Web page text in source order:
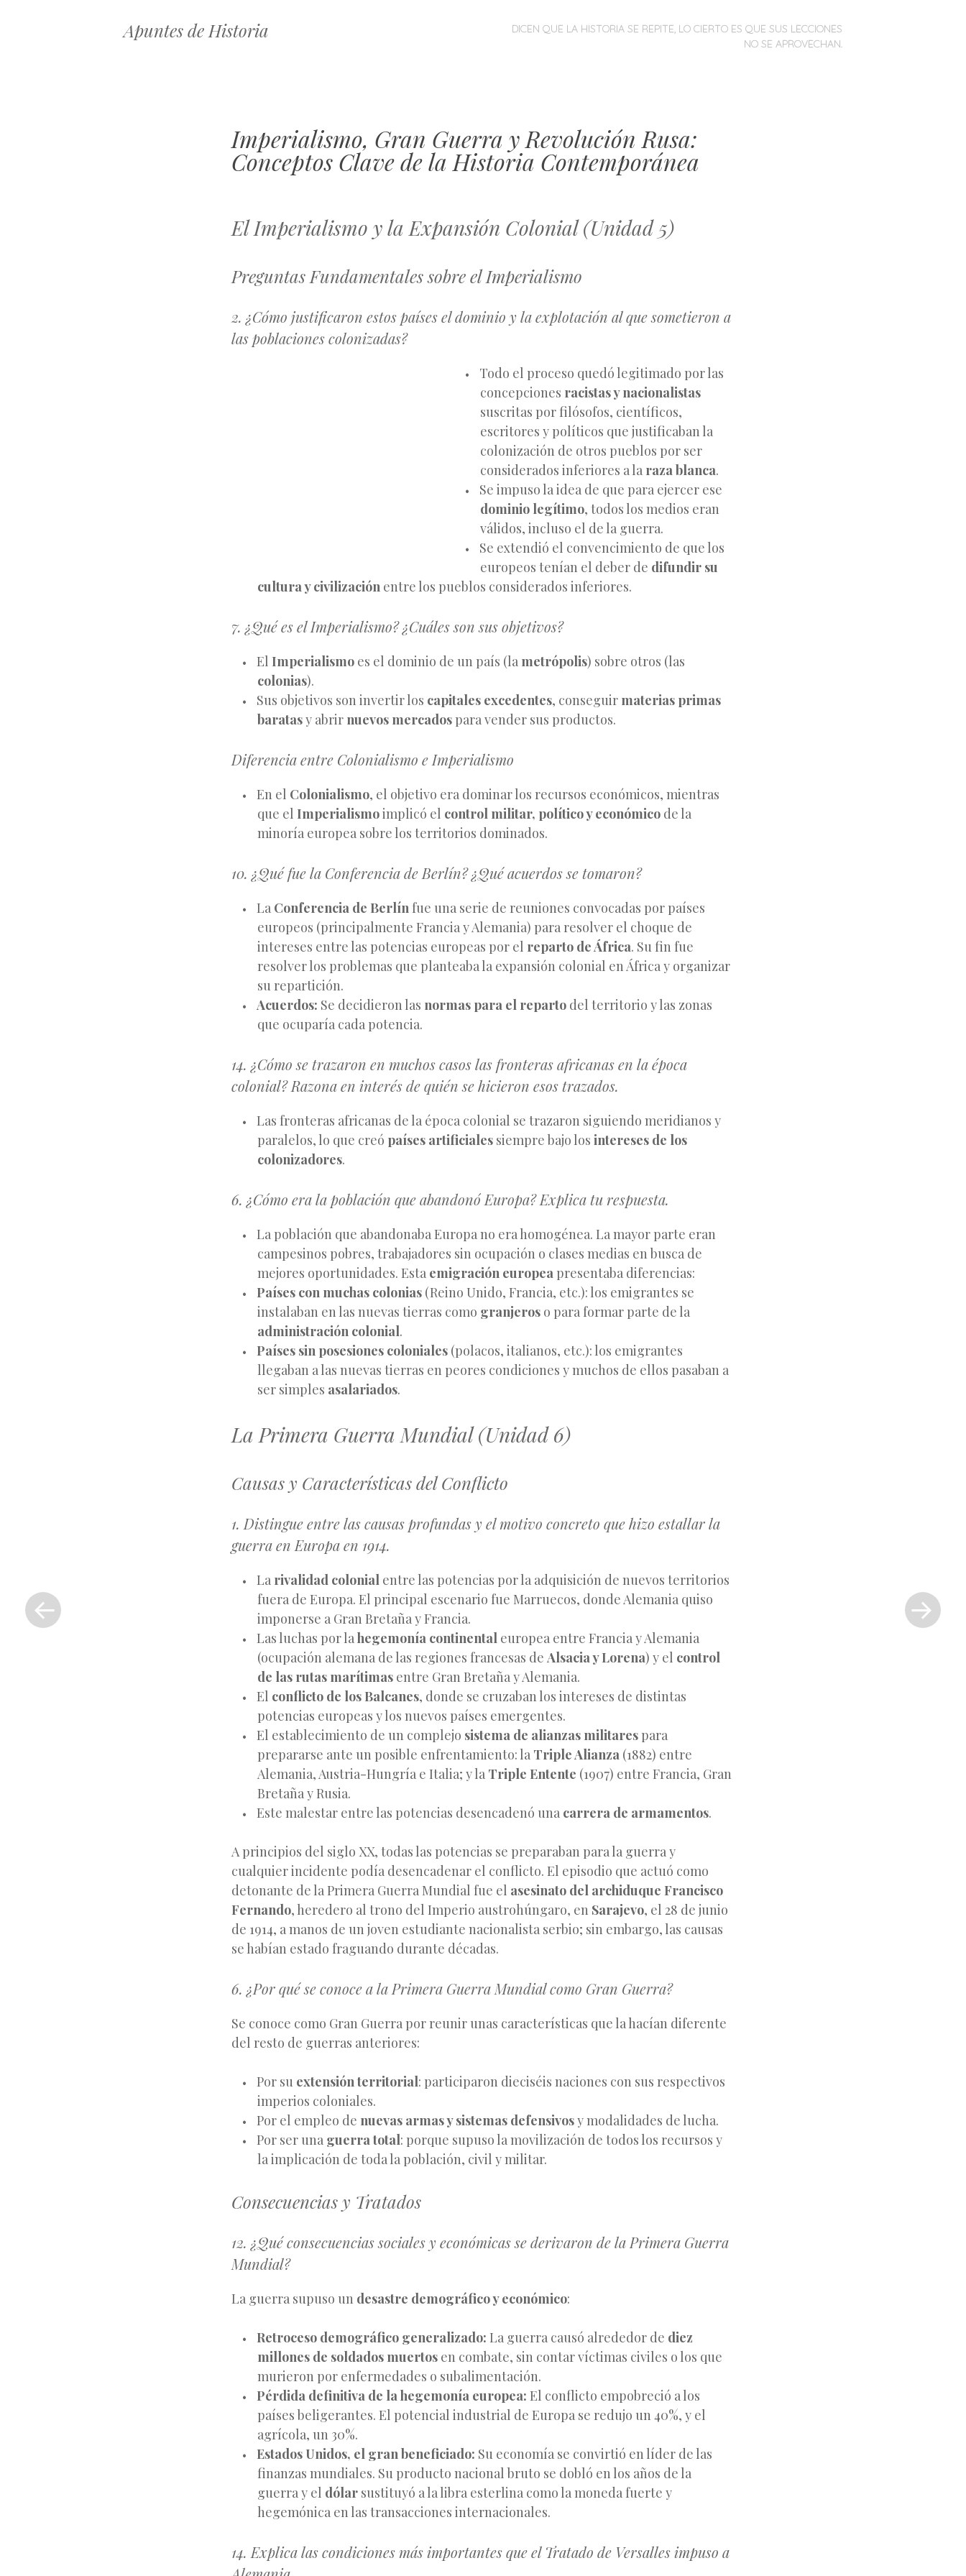
Apuntes de Historia MENÚ
SALTARDICEN QUE LA HISTORIA SE REPITE, LO CIERTO ES QUE SUS LECCIONES
NO SE APROVECHAN.
Imperialismo, Gran Guerra y Revolución Rusa:
Conceptos Clave de la Historia Contemporánea
El Imperialismo y la Expansión Colonial (Unidad 5)
Preguntas Fundamentales sobre el Imperialismo
2. ¿Cómo justificaron estos países el dominio y la explotación al que sometieron a
las poblaciones colonizadas?
Todo el proceso quedó legitimado por las
concepciones racistas y nacionalistas
suscritas por filósofos, científicos,
escritores y políticos que justificaban la
colonización de otros pueblos por ser
considerados inferiores a la raza blanca.
Se impuso la idea de que para ejercer ese
dominio legítimo, todos los medios eran
válidos, incluso el de la guerra.
Se extendió el convencimiento de que los
europeos tenían el deber de difundir su
cultura y civilización entre los pueblos considerados inferiores.
7. ¿Qué es el Imperialismo? ¿Cuáles son sus objetivos?
El Imperialismo es el dominio de un país (la metrópolis) sobre otros (las
colonias).
Sus objetivos son invertir los capitales excedentes, conseguir materias primas
baratasy abrir nuevos mercados para vender sus productos.
Diferencia entre Colonialismo e Imperialismo
En el Colonialismo, el objetivo era dominar los recursos económicos, mientras
que el Imperialismoimplicó el control militar, político y económico de la
minoría europea sobre los territorios dominados.
10. ¿Qué fue la Conferencia de Berlín? ¿Qué acuerdos se tomaron?
La Conferencia de Berlínfue una serie de reuniones convocadas por países
europeos (principalmente Francia y Alemania) para resolver el choque de
intereses entre las potencias europeas por el reparto de África. Su fin fue
resolver los problemas que planteaba la expansión colonial en África y organizar
su repartición.
Acuerdos: Se decidieron las normas para el reparto del territorio y las zonas
que ocuparía cada potencia.
14. ¿Cómo se trazaron en muchos casos las fronteras africanas en la época
colonial? Razona en interés de quién se hicieron esos trazados.
Las fronteras africanas de la época colonial se trazaron siguiendo meridianos y
paralelos, lo que creó países artificiales siempre bajo los intereses de los
colonizadores.
6. ¿Cómo era la población que abandonó Europa? Explica tu respuesta.
La población que abandonaba Europa no era homogénea. La mayor parte eran
campesinos pobres, trabajadores sin ocupación o clases medias en busca de
mejores oportunidades. Esta emigración europea presentaba diferencias:
Países con muchas colonias (Reino Unido, Francia, etc.): los emigrantes se
instalaban en las nuevas tierras como granjeros o para formar parte de la
administración colonial.
Países sin posesiones coloniales (polacos, italianos, etc.): los emigrantes
llegaban a las nuevas tierras en peores condiciones y muchos de ellos pasaban a
ser simples asalariados.
La Primera Guerra Mundial (Unidad 6)
Causas y Características del Conflicto
1. Distingue entre las causas profundas y el motivo concreto que hizo estallar la
guerra en Europa en 1914.
La rivalidad colonial entre las potencias por la adquisición de nuevos territorios
fuera de Europa. El principal escenario fue Marruecos, donde Alemania quiso
imponerse a Gran Bretaña y Francia.
Las luchas por lahegemonía continental europea entre Francia y Alemania
(ocupación alemana de las regiones francesas de Alsacia y Lorena) y el control
de las rutas marítimas entre Gran Bretaña y Alemania.
El conflicto de los Balcanes, donde se cruzaban los intereses de distintas
potencias europeas y los nuevos países emergentes.
El establecimiento de un complejo sistema de alianzas militares para
prepararse ante un posible enfrentamiento: la Triple Alianza (1882) entre
Alemania, Austria-Hungría e Italia; y la Triple Entente (1907) entre Francia, Gran
Bretaña y Rusia.
Este malestar entre las potencias desencadenó una carrera de armamentos.
A principios del siglo XX, todas las potencias se preparaban para la guerra y
cualquier incidente podía desencadenar el conflicto. El episodio que actuó como
detonante de la Primera Guerra Mundial fue el asesinato del archiduque Francisco
Fernando, heredero al trono del Imperio austrohúngaro, en Sarajevo, el 28 de junio
de 1914, a manos de un joven estudiante nacionalista serbio; sin embargo, las causas
se habían estado fraguando durante décadas.
6. ¿Por qué se conoce a la Primera Guerra Mundial como Gran Guerra?
Se conoce como Gran Guerra por reunir unas características que la hacían diferente
del resto de guerras anteriores:
Por su extensión territorial: participaron dieciséis naciones con sus respectivos
imperios coloniales.
Por el empleo de nuevas armas y sistemas defensivosy modalidades de lucha.
Por ser una guerra total: porque supuso la movilización de todos los recursos y
la implicación de toda la población, civil y militar.
Consecuencias y Tratados
12. ¿Qué consecuencias sociales y económicas se derivaron de la Primera Guerra
Mundial?
La guerra supuso un desastre demográfico y económico:
Retroceso demográfico generalizado: La guerra causó alrededor de diez
millones de soldados muertos en combate, sin contar víctimas civiles o los que
murieron por enfermedades o subalimentación.
Pérdida definitiva de la hegemonía europea: El conflicto empobreció a los
países beligerantes. El potencial industrial de Europa se redujo un 40%, y el
agrícola, un 30%.
Estados Unidos, el gran beneficiado: Su economía se convirtió en líder de las
finanzas mundiales. Su producto nacional bruto se dobló en los años de la
guerra y el dólar sustituyó a la libra esterlina como la moneda fuerte y
hegemónica en las transacciones internacionales.
14. Explica las condiciones más importantes que el Tratado de Versalles impuso a
Entrada
anterior
entrada